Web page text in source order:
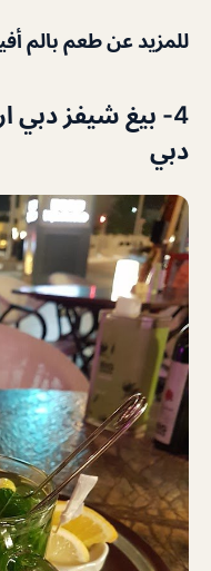
للمزيد عن طعم بالم
4- بيغ شيفز دبي
دبي